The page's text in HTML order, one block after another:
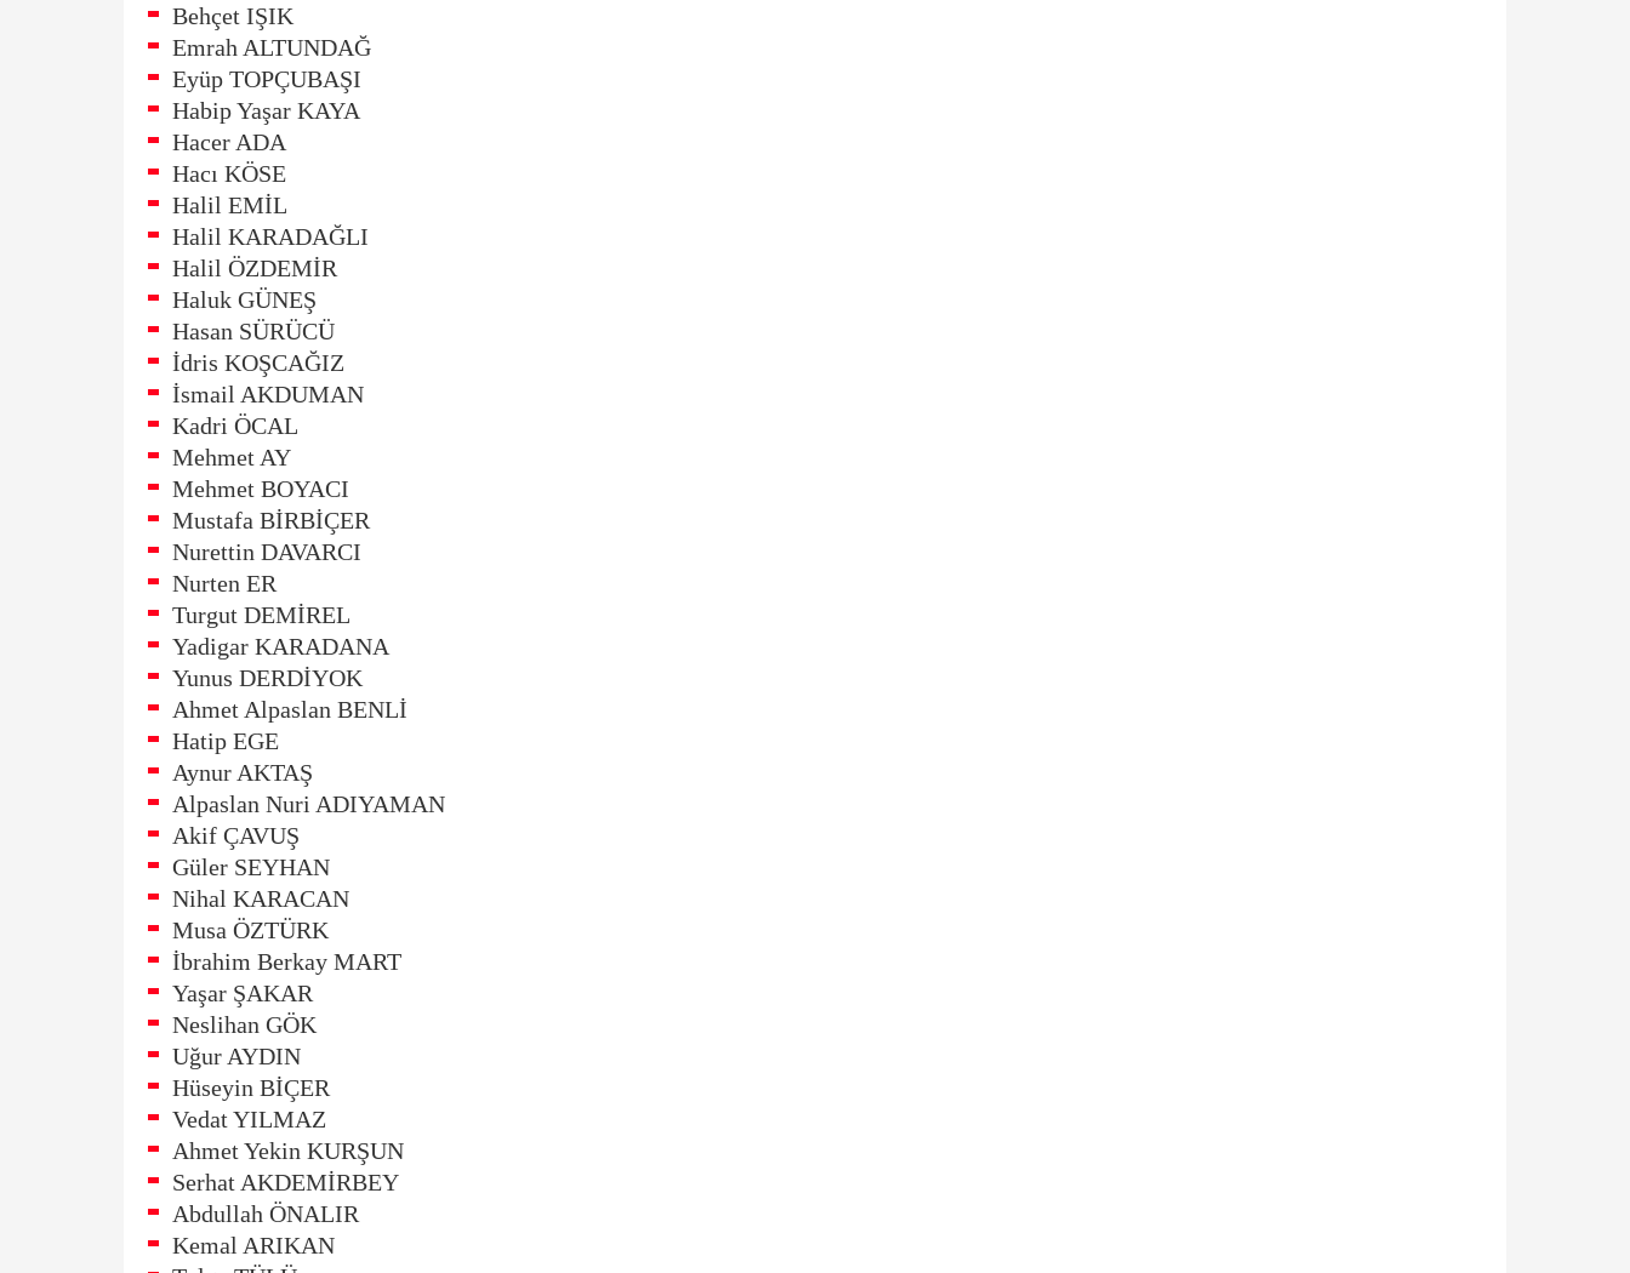
Behçet IŞIK
Emrah ALTUNDAĞ
Eyüp TOPÇUBAŞI
Habip Yaşar KAYA
Hacer ADA
Hacı KÖSE
Halil EMİL
Halil KARADAĞLI
Halil ÖZDEMİR
Haluk GÜNEŞ
Hasan SÜRÜCÜ
İdris KOŞCAĞIZ
İsmail AKDUMAN
Kadri ÖCAL
Mehmet AY
Mehmet BOYACI
Mustafa BİRBİÇER
Nurettin DAVARCI
Nurten ER
Turgut DEMİREL
Yadigar KARADANA
Yunus DERDİYOK
Ahmet Alpaslan BENLİ
Hatip EGE
Aynur AKTAŞ
Alpaslan Nuri ADIYAMAN
Akif ÇAVUŞ
Güler SEYHAN
Nihal KARACAN
Musa ÖZTÜRK
İbrahim Berkay MART
Yaşar ŞAKAR
Neslihan GÖK
Uğur AYDIN
Hüseyin BİÇER
Vedat YILMAZ
Ahmet Yekin KURŞUN
Serhat AKDEMİRBEY
Abdullah ÖNALIR
Kemal ARIKAN